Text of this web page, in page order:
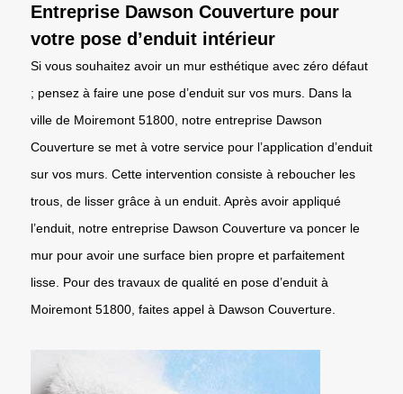
Entreprise Dawson Couverture pour
votre pose d’enduit intérieur
Si vous souhaitez avoir un mur esthétique avec zéro défaut
; pensez à faire une pose d’enduit sur vos murs. Dans la
ville de Moiremont 51800, notre entreprise Dawson
Couverture se met à votre service pour l’application d’enduit
sur vos murs. Cette intervention consiste à reboucher les
trous, de lisser grâce à un enduit. Après avoir appliqué
l’enduit, notre entreprise Dawson Couverture va poncer le
mur pour avoir une surface bien propre et parfaitement
lisse. Pour des travaux de qualité en pose d’enduit à
Moiremont 51800, faites appel à Dawson Couverture.